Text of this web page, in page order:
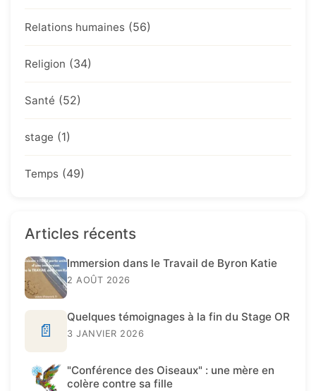
Relations humaines (56)
Religion (34)
Santé (52)
stage (1)
Temps (49)
Articles récents
Immersion dans le Travail de Byron Katie
2 AOÛT 2026
📄
Quelques témoignages à la fin du Stage OR
3 JANVIER 2026
"Conférence des Oiseaux" : une mère en
colère contre sa fille